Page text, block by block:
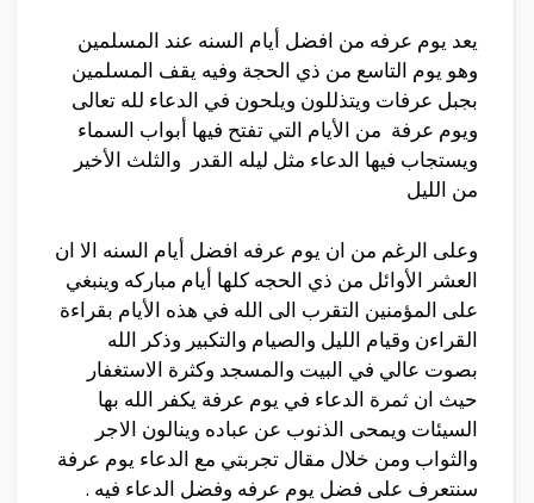
يعد يوم عرفه من افضل أيام السنه عند المسلمين
وهو يوم التاسع من ذي الحجة وفيه يقف المسلمين
بجبل عرفات ويتذللون ويلحون في الدعاء لله تعالى
ويوم عرفة من الأيام التي تفتح فيها أبواب السماء
ويستجاب فيها الدعاء مثل ليله القدر والثلث الأخير
من الليل
وعلى الرغم من ان يوم عرفه افضل أيام السنه الا ان
العشر الأوائل من ذي الحجه كلها أيام مباركه وينبغي
على المؤمنين التقرب الى الله في هذه الأيام بقراءة
القراءن وقيام الليل والصيام والتكبير وذكر الله
بصوت عالي في البيت والمسجد وكثرة الاستغفار
حيث ان ثمرة الدعاء في يوم عرفة يكفر الله بها
السيئات ويمحى الذنوب عن عباده وينالون الاجر
والثواب ومن خلال مقال تجربتي مع الدعاء يوم عرفة
سنتعرف على فضل يوم عرفه وفضل الدعاء فيه .